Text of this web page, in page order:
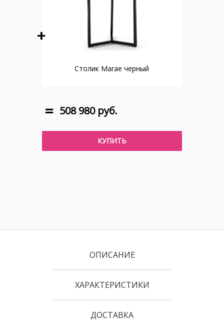
Столик Marae черный
508 980 руб.
КУПИТЬ
ОПИСАНИЕ
ХАРАКТЕРИСТИКИ
ДОСТАВКА